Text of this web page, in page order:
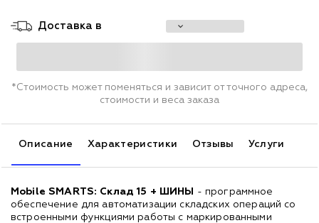
Доставка в
*Стоимость может поменяться и зависит от точного адреса,
стоимости и веса заказа
Описание Характеристики Отзывы Услуги
Mobile SMARTS: Склад 15 + ШИНЫ - программное
обеспечение для автоматизации складских операций со
встроенными функциями работы с маркированными